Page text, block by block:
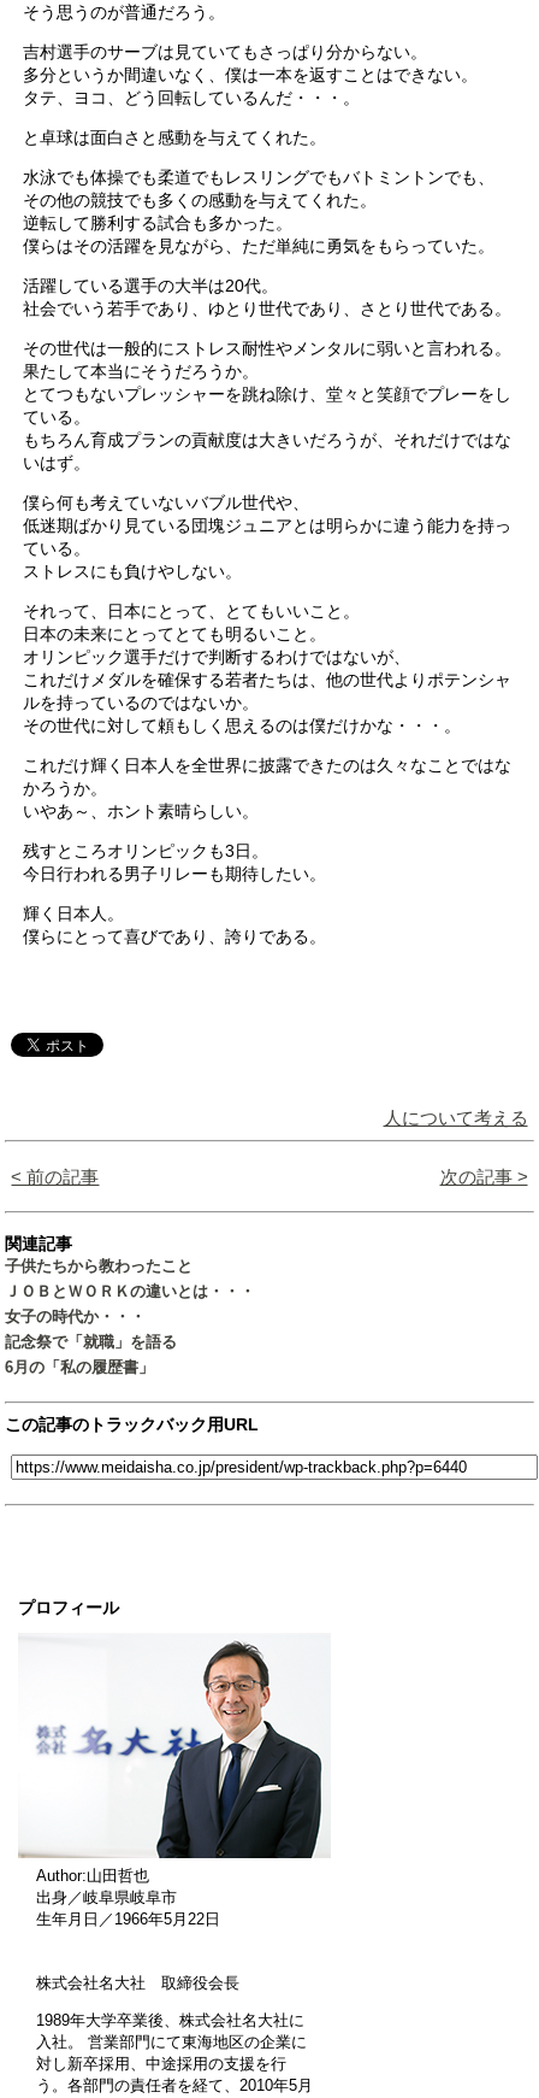
プロフィール
Author:山田哲也
出身／岐阜県岐阜市
生年月日／1966年5月22日
株式会社名大社 取締役会長
1989年大学卒業後、株式会社名大社に
入社。 営業部門にて東海地区の企業に
対し新卒採用、中途採用の支援を行
う。各部門の責任者を経て、2010年5月
そう思うのが普通だろう。
吉村選手のサーブは見ていてもさっぱり分からない。
多分というか間違いなく、僕は一本を返すことはできない。
タテ、ヨコ、どう回転しているんだ・・・。
と卓球は面白さと感動を与えてくれた。
水泳でも体操でも柔道でもレスリングでもバトミントンでも、
その他の競技でも多くの感動を与えてくれた。
逆転して勝利する試合も多かった。
僕らはその活躍を見ながら、ただ単純に勇気をもらっていた。
活躍している選手の大半は20代。
社会でいう若手であり、ゆとり世代であり、さとり世代である。
その世代は一般的にストレス耐性やメンタルに弱いと言われる。
果たして本当にそうだろうか。
とてつもないプレッシャーを跳ね除け、堂々と笑顔でプレーをし
ている。
もちろん育成プランの貢献度は大きいだろうが、それだけではな
いはず。
僕ら何も考えていないバブル世代や、
低迷期ばかり見ている団塊ジュニアとは明らかに違う能力を持っ
ている。
ストレスにも負けやしない。
それって、日本にとって、とてもいいこと。
日本の未来にとってとても明るいこと。
オリンピック選手だけで判断するわけではないが、
これだけメダルを確保する若者たちは、他の世代よりポテンシャ
ルを持っているのではないか。
その世代に対して頼もしく思えるのは僕だけかな・・・。
これだけ輝く日本人を全世界に披露できたのは久々なことではな
かろうか。
いやあ～、ホント素晴らしい。
残すところオリンピックも3日。
今日行われる男子リレーも期待したい。
輝く日本人。
僕らにとって喜びであり、誇りである。
人について考える
< 前の記事 次の記事 >
関連記事
子供たちから教わったこと
ＪＯＢとＷＯＲＫの違いとは・・・
女子の時代か・・・
記念祭で「就職」を語る
6月の「私の履歴書」
この記事のトラックバック用URL